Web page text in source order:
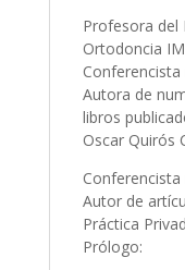
Profesora del
Ortodoncia
Autora de
libros
Oscar Quirós
Autor de
Práctica
Prólogo: